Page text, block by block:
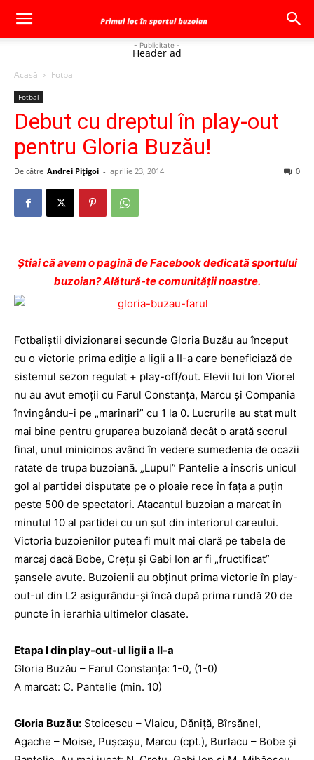
- Publicitate -
Header ad
Acasă Fotbal
Fotbal
Debut cu dreptul în play-out
pentru Gloria Buzău!
De către Andrei Pițigoi - aprilie 23, 2014 0
Ştiai că avem o pagină de Facebook dedicată sportului
buzoian? Alătură-te comunității noastre.
Fotbaliştii divizionarei secunde Gloria Buzău au început
cu o victorie prima ediţie a ligii a II-a care beneficiază de
sistemul sezon regulat + play-off/out. Elevii lui Ion Viorel
nu au avut emoţii cu Farul Constanţa, Marcu şi Compania
învingându-i pe „marinari” cu 1 la 0. Lucrurile au stat mult
mai bine pentru gruparea buzoiană decât o arată scorul
final, unul minicinos având în vedere sumedenia de ocazii
ratate de trupa buzoiană. „Lupul” Pantelie a înscris unicul
gol al partidei disputate pe o ploaie rece în faţa a puţin
peste 500 de spectatori. Atacantul buzoian a marcat în
minutul 10 al partidei cu un şut din interiorul careului.
Victoria buzoienilor putea fi mult mai clară pe tabela de
marcaj dacă Bobe, Creţu şi Gabi Ion ar fi „fructificat”
şansele avute. Buzoienii au obţinut prima victorie în play-
out-ul din L2 asigurându-şi încă după prima rundă 20 de
puncte în ierarhia ultimelor clasate.
Etapa I din play-out-ul ligii a II-a
Gloria Buzău – Farul Constanţa: 1-0, (1-0)
A marcat: C. Pantelie (min. 10)
Gloria Buzău: Stoicescu – Vlaicu, Dăniţă, Bîrsănel,
Agache – Moise, Puşcaşu, Marcu (cpt.), Burlacu – Bobe şi